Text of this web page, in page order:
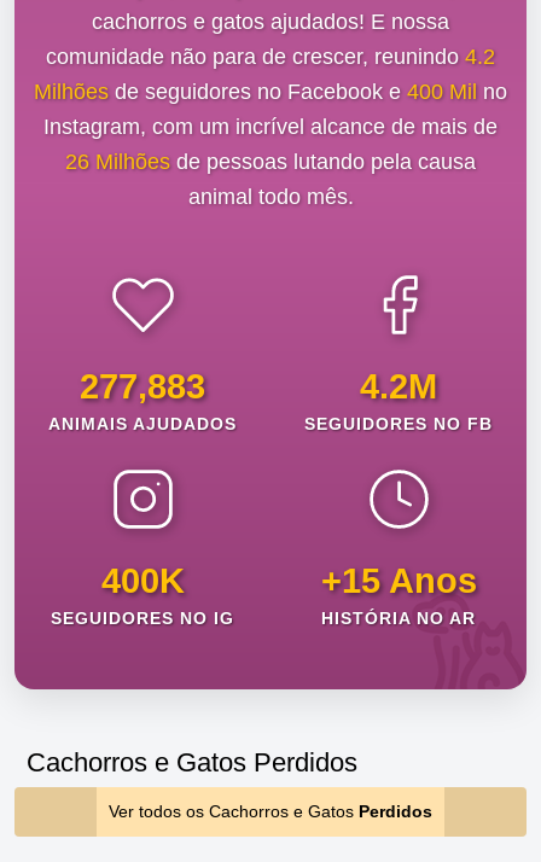
cachorros e gatos ajudados! E nossa
comunidade não para de crescer, reunindo 4.2
Milhõesde seguidores no Facebook e 400 Mil no
Instagram, com um incrível alcance de mais de
26 Milhõesde pessoas lutando pela causa
animal todo mês.
277,883
ANIMAIS AJUDADOS
4.2M
SEGUIDORES NO FB
400K
SEGUIDORES NO IG
+15 Anos
HISTÓRIA NO AR
Cachorros e Gatos Perdidos
Ver todos os Cachorros e Gatos Perdidos